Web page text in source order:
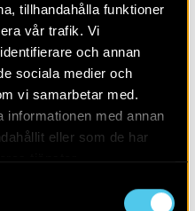
tillhandahålla funktioner
vår trafik. Vi
och annan
sociala medier och
vi samarbetar med.
informationen med annan
eller som de har